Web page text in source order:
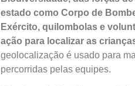
estado como Corpo de
Exército, quilombolas e
ação para localizar as
geolocalização é usado para
percorridas pelas equipes.